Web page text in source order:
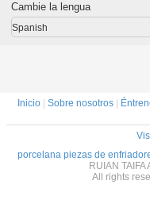
Cambie la lengua
Spanish
Inicio Sobre nosotros
porcelana piezas de
RUIAN TAIFA
All rights